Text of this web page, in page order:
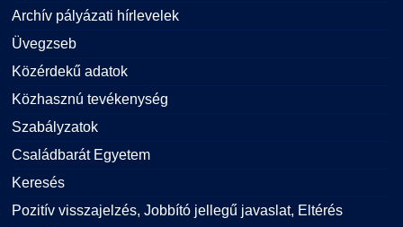
Archív pályázati hírlevelek
Üvegzseb
Közérdekű adatok
Közhasznú tevékenység
Szabályzatok
Családbarát Egyetem
Keresés
Pozitív visszajelzés, Jobbító jellegű javaslat, Eltérés